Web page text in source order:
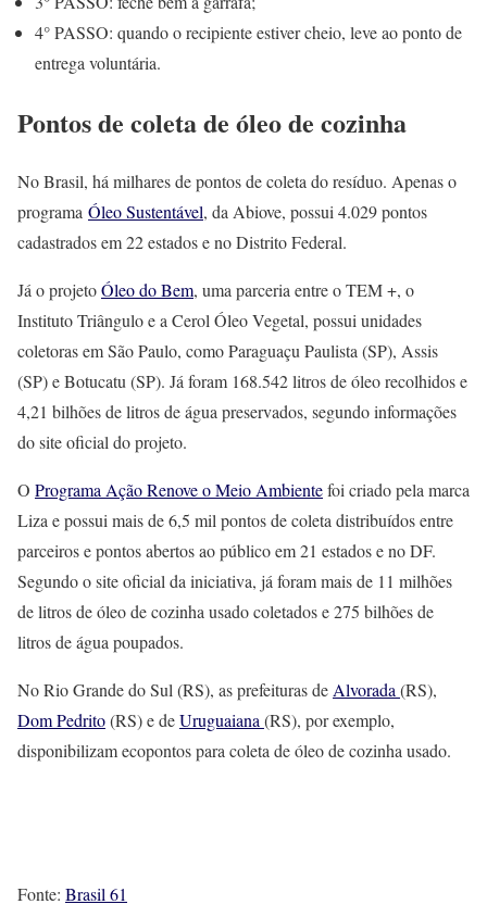
4° PASSO: quando o recipiente estiver cheio, leve ao ponto de
entrega voluntária.
Pontos de coleta de óleo de cozinha
No Brasil, há milhares de pontos de coleta do resíduo. Apenas o
programa Óleo Sustentável, da Abiove, possui 4.029 pontos
cadastrados em 22 estados e no Distrito Federal.
Já o projetoÓleo do Bem, uma parceria entre o TEM +, o
Instituto Triângulo e a Cerol Óleo Vegetal, possui unidades
coletoras em São Paulo, como Paraguaçu Paulista (SP), Assis
(SP) e Botucatu (SP). Já foram 168.542 litros de óleo recolhidos e
4,21 bilhões de litros de água preservados, segundo informações
do site oficial do projeto.
O Programa Ação Renove o Meio Ambientefoi criado pela marca
Liza e possui mais de 6,5 mil pontos de coleta distribuídos entre
parceiros e pontos abertos ao público em 21 estados e no DF.
Segundo o site oficial da iniciativa, já foram mais de 11 milhões
de litros de óleo de cozinha usado coletados e 275 bilhões de
litros de água poupados.
No Rio Grande do Sul (RS), as prefeituras deAlvorada(RS),
Dom Pedrito(RS) e deUruguaiana(RS), por exemplo,
disponibilizam ecopontos para coleta de óleo de cozinha usado.
Fonte: Brasil 61